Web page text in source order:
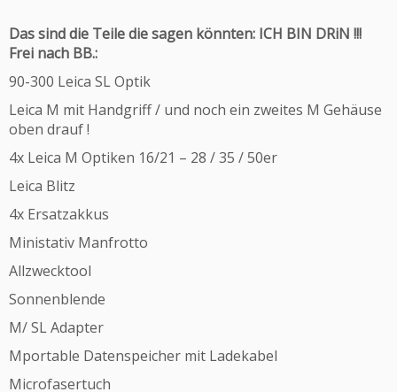
Das sind die Teile die sagen könnten: ICH BIN DRiN !!!
Frei nach BB.:
90-300 Leica SL Optik
Leica M mit Handgriff / und noch ein zweites M Gehäuse
oben drauf !
4x Leica M Optiken 16/21 – 28 / 35 / 50er
Leica Blitz
4x Ersatzakkus
Ministativ Manfrotto
Allzwecktool
Sonnenblende
M/ SL Adapter
Mportable Datenspeicher mit Ladekabel
Microfasertuch